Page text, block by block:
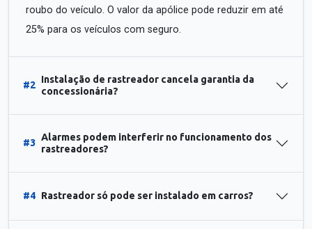
roubo do veículo. O valor da apólice pode reduzir em até
25% para os veículos com seguro.
#2
Instalação de rastreador cancela garantia da
concessionária?
#3
Alarmes podem interferir no funcionamento dos
rastreadores?
#4 Rastreador só pode ser instalado em carros?